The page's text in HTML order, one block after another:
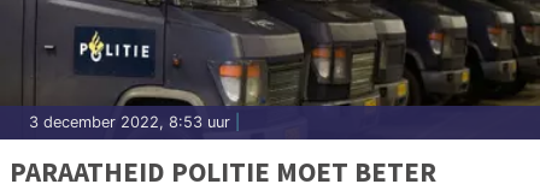
3 december 2022, 8:53 uur
PARAATHEID POLITIE MOET BETER